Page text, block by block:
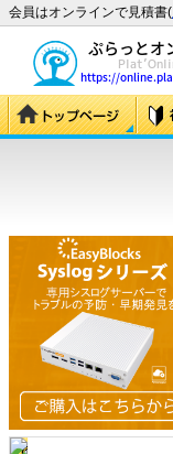
会員はオンラインで見積書(